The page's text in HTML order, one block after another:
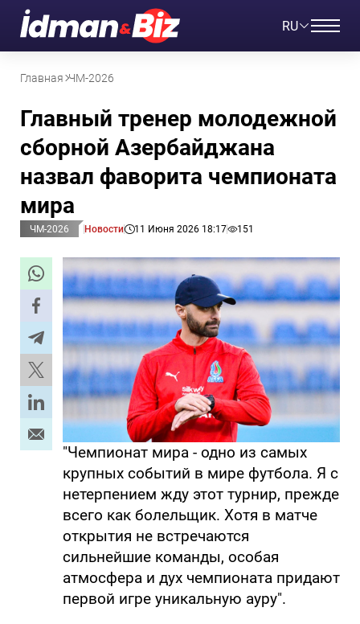
RU
Главная ЧМ-2026
Главный тренер молодежной
сборной Азербайджана
назвал фаворита чемпионата
мира
ЧМ-2026 Новости 11 Июня 2026 18:17 151
"Чемпионат мира - одно из самых
крупных событий в мире футбола. Я с
нетерпением жду этот турнир, прежде
всего как болельщик. Хотя в матче
открытия не встречаются
сильнейшие команды, особая
атмосфера и дух чемпионата придают
первой игре уникальную ауру".